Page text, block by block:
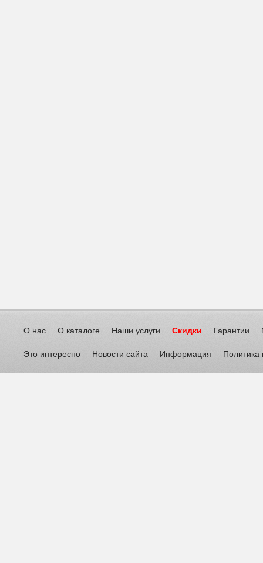
О нас О каталоге Наши услуги Скидки Гарантии
Это интересно Новости сайта Информация Политика